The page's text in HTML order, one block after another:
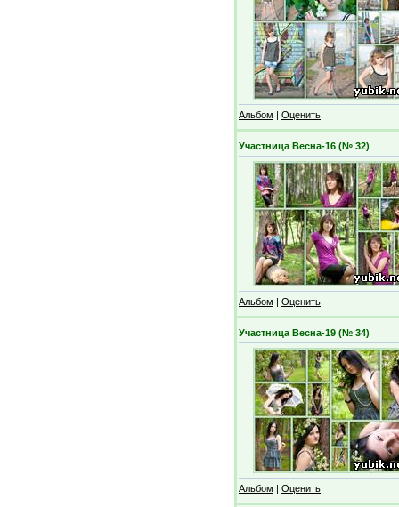
Альбом | Оценить
Участница Весна-16 (№ 32)
Альбом | Оценить
Участница Весна-19 (№ 34)
Альбом | Оценить